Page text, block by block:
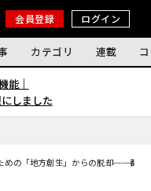
会員登録 ログイン
カテゴリ 連載
能｜
しました
めの「地方創生」からの脱却──都